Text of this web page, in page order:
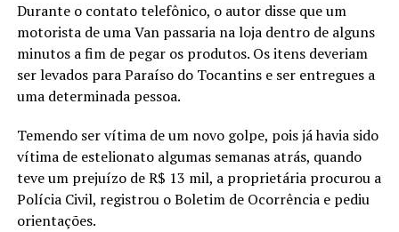
Durante o contato telefônico, o autor disse que um
motorista de uma Van passaria na loja dentro de alguns
minutos a fim de pegar os produtos. Os itens deveriam
ser levados para Paraíso do Tocantins e ser entregues a
uma determinada pessoa.
Temendo ser vítima de um novo golpe, pois já havia sido
vítima de estelionato algumas semanas atrás, quando
teve um prejuízo de R$ 13 mil, a proprietária procurou a
Polícia Civil, registrou o Boletim de Ocorrência e pediu
orientações.